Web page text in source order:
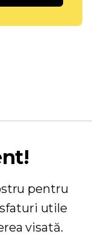
pentru
utile
visată.